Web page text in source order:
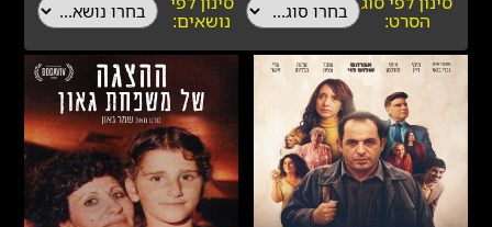
נושאים: הסרט: